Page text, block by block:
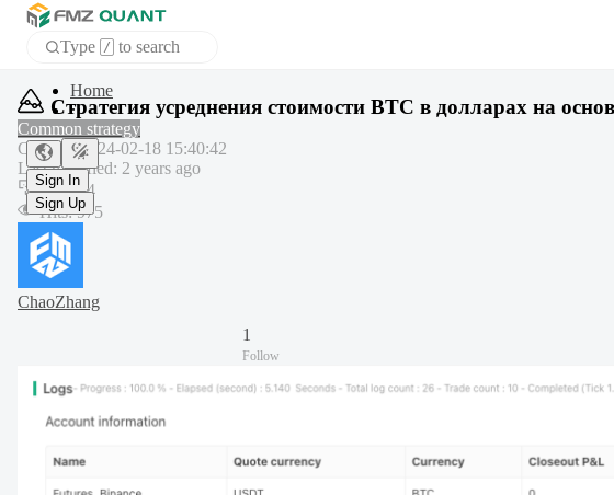
Type / to search
Home
APP
Sign In
Sign Up
Стратегия усреднения стоимости BTC в долларах на
Common strategy
Created :2024-02-18 15:40:42
Last modified: 2 years ago
Copy:4
Hits:975
ChaoZhang
1
Follow